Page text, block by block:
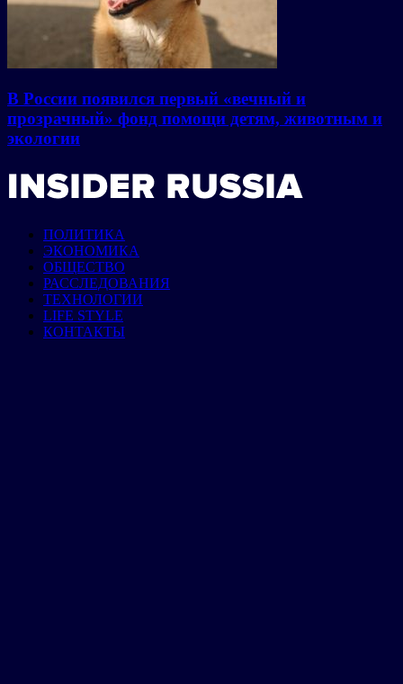
В России появился первый «вечный и
прозрачный» фонд помощи детям, животным и
экологии
ПОЛИТИКА
ЭКОНОМИКА
ОБЩЕСТВО
РАССЛЕДОВАНИЯ
ТЕХНОЛОГИИ
LIFE STYLE
КОНТАКТЫ